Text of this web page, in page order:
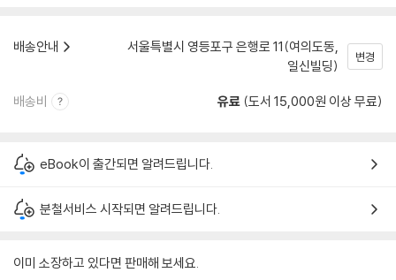
배송안내
서울특별시 영등포구 은행로 11(여의도동,
일신빌딩)
변경
배송비 유료 (도서 15,000원 이상 무료)
eBook이 출간되면 알려드립니다.
분철서비스 시작되면 알려드립니다.
이미 소장하고 있다면 판매해 보세요.